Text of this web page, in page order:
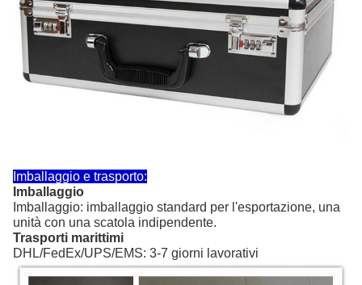
Imballaggio e trasporto:
Imballaggio
Imballaggio: imballaggio standard per l'esportazione, una
unità con una scatola indipendente.
Trasporti marittimi
DHL/FedEx/UPS/EMS: 3-7 giorni lavorativi